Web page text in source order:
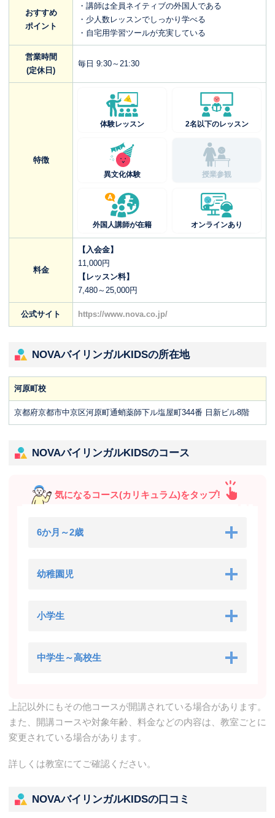
おすすめ
ポイント
・講師は全員ネイティブの外国人である
・少人数レッスンでしっかり学べる
・自宅用学習ツールが充実している
営業時間
(定休日)
毎日 9:30～21:30
特徴
体験レッスン 2名以下のレッスン
異文化体験 授業参観
外国人講師が在籍 オンラインあり
料金
【入会金】
11,000円
【レッスン料】
7,480～25,000円
公式サイト https://www.nova.co.jp/
NOVAバイリンガルKIDSの所在地
河原町校
京都府京都市中京区河原町通蛸薬師下ル塩屋町344番 日新ビル8階
NOVAバイリンガルKIDSのコース
気になるコース(カリキュラム)をタップ!
6か月～2歳
幼稚園児
小学生
中学生～高校生
上記以外にもその他コースが開講されている場合があります。
また、開講コースや対象年齢、料金などの内容は、教室ごとに
変更されている場合があります。
詳しくは教室にてご確認ください。
NOVAバイリンガルKIDSの口コミ